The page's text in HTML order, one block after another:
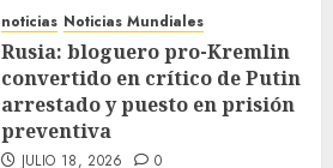
noticias Noticias Mundiales
Rusia: bloguero pro-Kremlin
convertido en crítico de Putin
arrestado y puesto en prisión
preventiva
JULIO 18, 2026 0